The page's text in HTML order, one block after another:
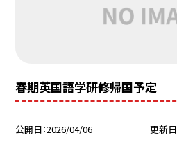
春期英国語学研修帰国予定
公開日 2026/04/06 更新日